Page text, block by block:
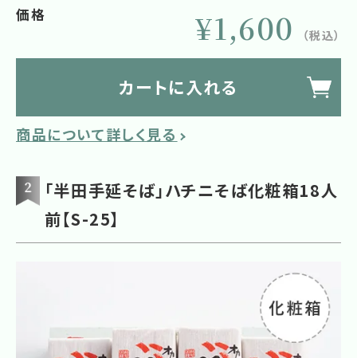
価格 ¥1,600 （税込）
カートに入れる
商品について詳しく見る
「半田手延そば」ハチニそば化粧箱18人
前【S-25】